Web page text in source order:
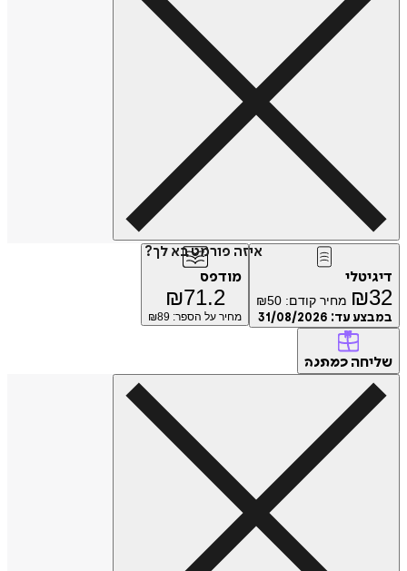
איזה פורמט בא לך?
דיגיטלי
₪32 מחיר קודם: ₪50
במבצע עד: 31/08/2026
מודפס
₪71.2
מחיר על הספר: ₪ 89
שליחה כמתנה